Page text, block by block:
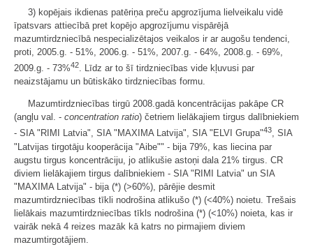
3) kopējais ikdienas patēriņa preču apgrozījuma lielveikalu vidē
īpatsvars attiecībā pret kopējo apgrozījumu vispārējā
mazumtirdzniecībā nespecializētajos veikalos ir ar augošu tendenci,
proti, 2005.g. - 51%, 2006.g. - 51%, 2007.g. - 64%, 2008.g. - 69%,
2009.g. - 73%42. Līdz ar to šī tirdzniecības vide kļuvusi par
neaizstājamu un būtiskāko tirdzniecības formu.
Mazumtirdzniecības tirgū 2008.gadā koncentrācijas pakāpe CR
(angļu val. - concentration ratio) četriem lielākajiem tirgus dalībniekiem
- SIA "RIMI Latvia", SIA "MAXIMA Latvija", SIA "ELVI Grupa"43, SIA
"Latvijas tirgotāju kooperācija "Aibe"" - bija 79%, kas liecina par
augstu tirgus koncentrāciju, jo atlikušie astoņi dala 21% tirgus. CR
diviem lielākajiem tirgus dalībniekiem - SIA "RIMI Latvia" un SIA
"MAXIMA Latvija" - bija (*) (>60%), pārējie desmit
mazumtirdzniecības tīkli nodrošina atlikušo (*) (<40%) noietu. Trešais
lielākais mazumtirdzniecības tīkls nodrošina (*) (<10%) noieta, kas ir
vairāk nekā 4 reizes mazāk kā katrs no pirmajiem diviem
mazumtirgotājiem.